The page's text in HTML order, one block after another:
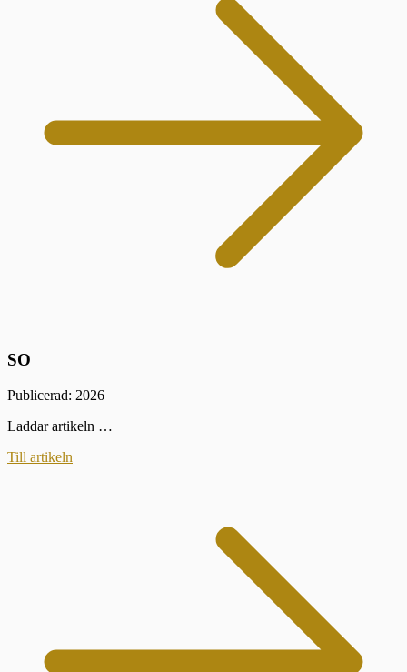
SO
Publicerad: 2026
Laddar artikeln …
Till artikeln